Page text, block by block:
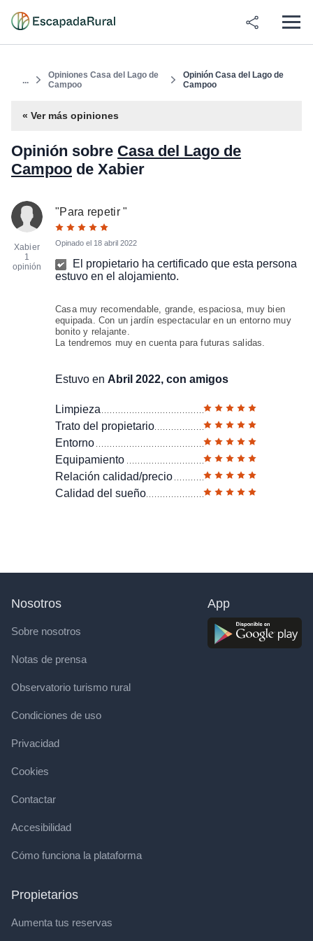
...
Opiniones Casa del Lago de
Campoo
Opinión Casa del Lago de
Campoo
« Ver más opiniones
Opinión sobre Casa del Lago de
Campoo de Xabier
Xabier
1
opinión
"Para repetir"
Opinado el 18 abril 2022
El propietario ha certificado que esta persona
estuvo en el alojamiento.
Casa muy recomendable, grande, espaciosa, muy bien
equipada. Con un jardín espectacular en un entorno muy
bonito y relajante.
La tendremos muy en cuenta para futuras salidas.
Estuvo en Abril 2022, con amigos
Limpieza
Trato del propietario
Entorno
Equipamiento
Relación calidad/precio
Calidad del sueño
Nosotros
Sobre nosotros
Notas de prensa
Observatorio turismo rural
Condiciones de uso
Privacidad
Cookies
Contactar
Accesibilidad
Cómo funciona la plataforma
Propietarios
Aumenta tus reservas
App